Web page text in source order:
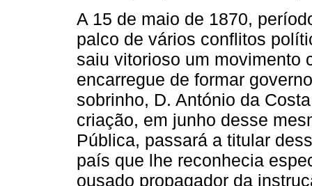
A 15 de maio de 1870,
palco de vários conflitos
saiu vitorioso um movimento
encarregue de formar
sobrinho, D. António da
criação, em junho desse
Pública, passará a titular
país que lhe reconhecia
ousado propagador da